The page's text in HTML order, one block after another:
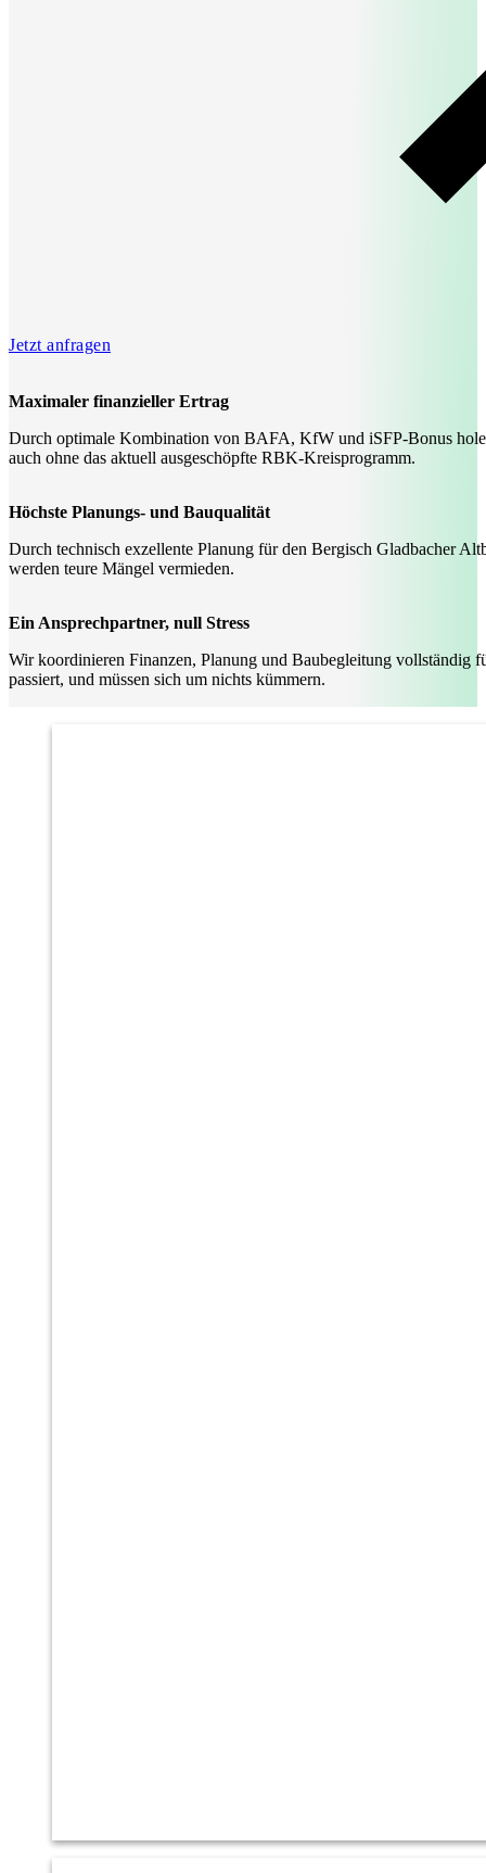
Jetzt anfragen
Maximaler finanzieller Ertrag
Durch optimale Kombination von BAFA, KfW und iSFP-Bonus
auch ohne das aktuell ausgeschöpfte RBK-Kreisprogramm.
Höchste Planungs- und Bauqualität
Durch technisch exzellente Planung für den Bergisch Gladbacher
werden teure Mängel vermieden.
Ein Ansprechpartner, null Stress
Wir koordinieren Finanzen, Planung und Baubegleitung vollständig
passiert, und müssen sich um nichts kümmern.